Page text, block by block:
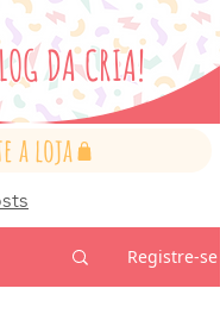
DA CRIA!
a loja
Registre-se